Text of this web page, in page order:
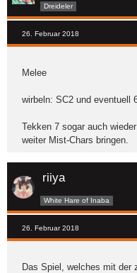
Dreideler
26. Februar 2018
Melee
wirbeln: SC2 und eventuell
Tekken 7 sogar auch
weiter Mist-Chars bringen.
riiya
White Hare of Inaba
26. Februar 2018
Das Spiel, welches mit